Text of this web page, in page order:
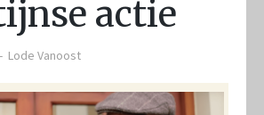
actie
- Lode Vanoost